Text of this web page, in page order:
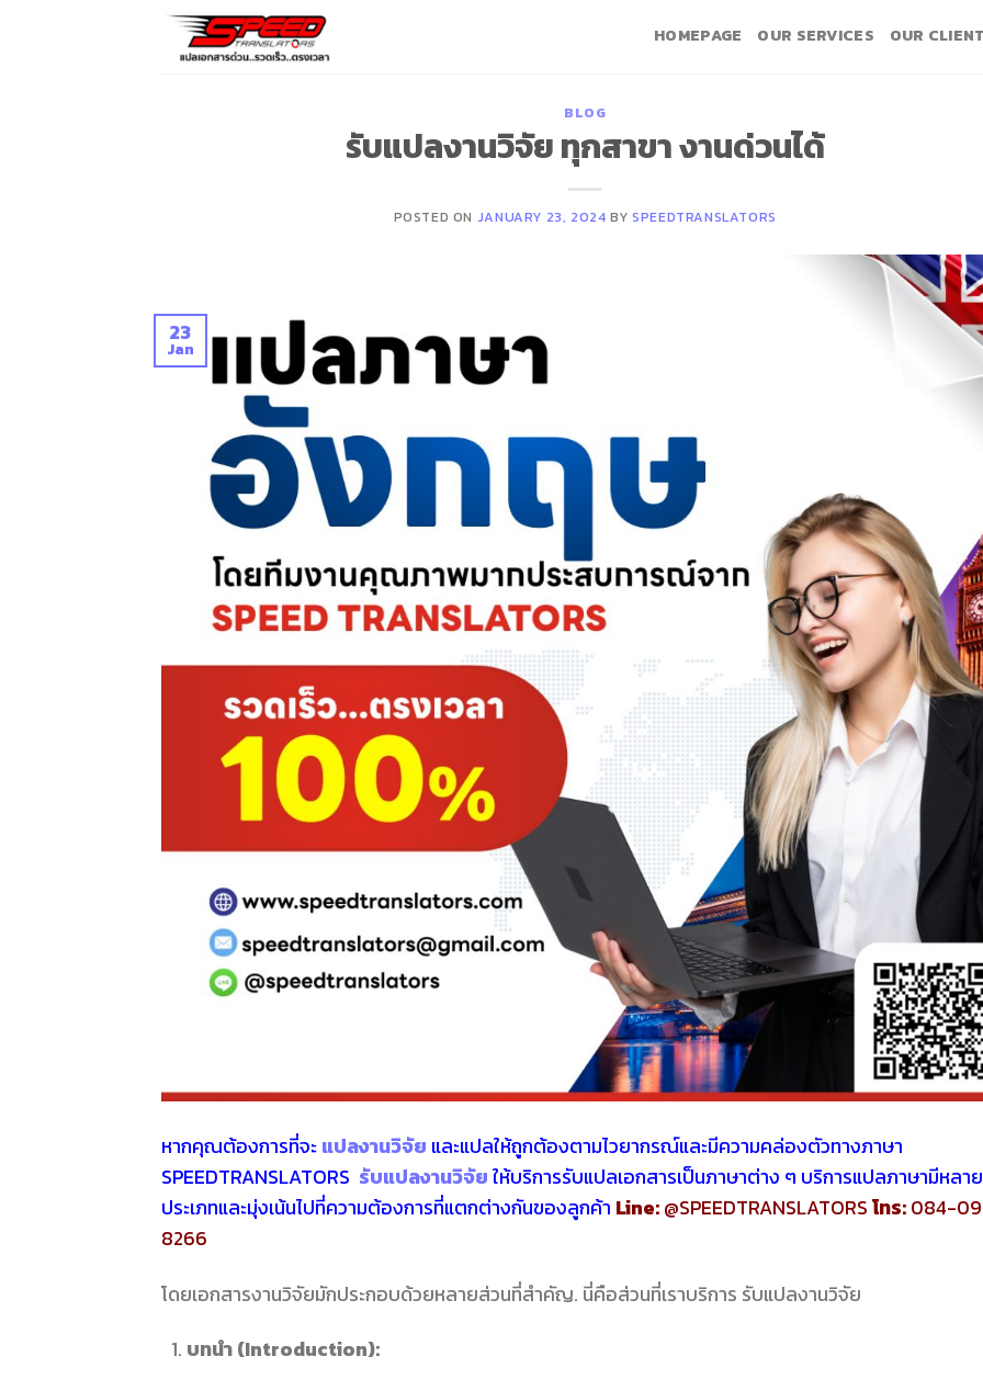
HOMEPAGE OUR SERVICES OUR
BLOG
รับแปลงานวิจัย ทุกสาขา งานด่วนได้
POSTED ON JANUARY 23, 2024 BYSPEEDTRANSLATORS
23
Jan
หากคุณต้องการที่จะแปลงานวิจัย และแปลให้ถูกต้องตามไวยากรณ์และมีความคล่องตัวทางภาษา
SPEEDTRANSLATORS รับแปลงานวิจัยให้บริการรับแปลเอกสารเป็นภาษาต่าง ๆ บริการแปลภาษามีหลาย
ประเภทและมุ่งเน้นไปที่ความต้องการที่แตกต่างกันของลูกค้า Line:@SPEEDTRANSLATORSโทร:084-
8266
โดยเอกสารงานวิจัยมักประกอบด้วยหลายส่วนที่สำคัญ. นี่คือส่วนที่เราบริการ รับแปลงานวิจัย
บทนำ (Introduction):